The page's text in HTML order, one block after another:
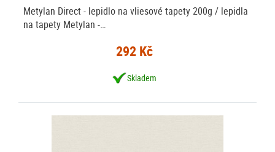
Metylan Direct - lepidlo na vliesové tapety 200g / lepidla
na tapety Metylan -…
292 Kč
Skladem